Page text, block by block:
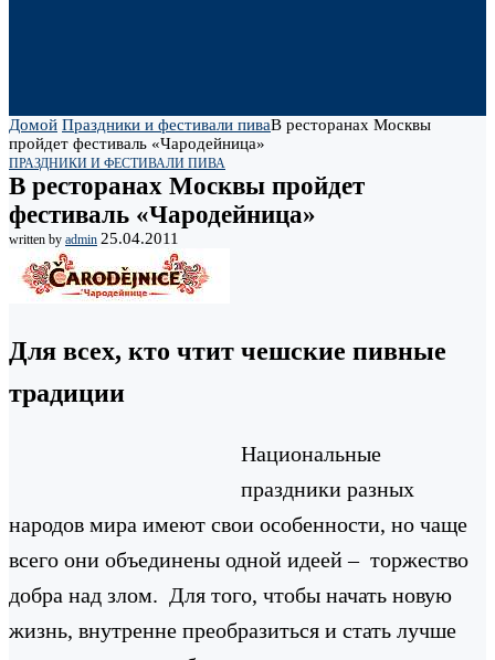
Домой Праздники и фестивали пиваВ ресторанах Москвы
пройдет фестиваль «Чародейница»
ПРАЗДНИКИ И ФЕСТИВАЛИ ПИВА
В ресторанах Москвы пройдет
фестиваль «Чародейница»
written by admin 25.04.2011
Для всех, кто чтит чешские пивные
традиции
Национальные
праздники разных
народов мира имеют свои особенности, но чаще
всего они объединены одной идеей – торжество
добра над злом. Для того, чтобы начать новую
жизнь, внутренне преобразиться и стать лучше